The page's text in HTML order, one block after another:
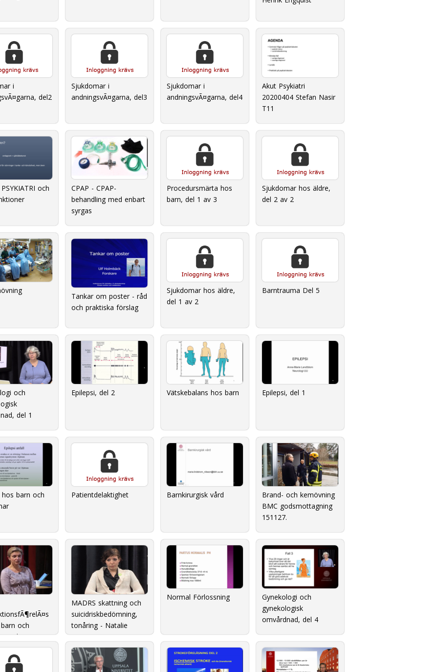
i
del2
Sjukdomar i
andningsvÃ¤garna, del3
Sjukdomar i
andningsvÃ¤garna, del4
Akut Psykiatri
20200404 Stefan Nasir
T11
och
CPAP - CPAP-
behandling med enbart
syrgas
Procedursmärta hos
barn, del 1 av 3
Sjukdomar hos äldre,
del 2 av 2
Tankar om poster - råd
och praktiska förslag
Sjukdomar hos äldre,
del 1 av 2
Barntrauma Del 5
och
del 1
Epilepsi, del 2 Vätskebalans hos barn Epilepsi, del 1
hos barn och
Patientdelaktighet Barnkirurgisk vård
Brand- och kemövning
BMC godsmottagning
151127.
och
MADRS skattning och
suicidriskbedömning,
tonåring - Natalie
Normal Förlossning
Gynekologi och
gynekologisk
omvårdnad, del 4